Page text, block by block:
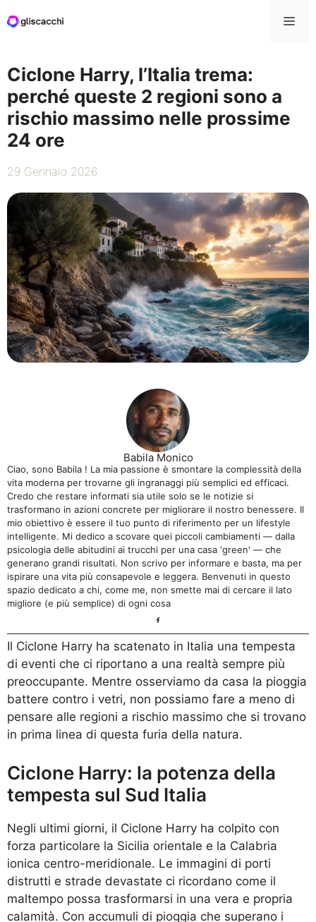
al
Ciclone Harry, l’Italia trema:
perché queste 2 regioni sono a
rischio massimo nelle prossime
24 ore
29 Gennaio 2026
Babila Monico
Ciao, sono Babila ! La mia passione è smontare la complessità della
vita moderna per trovarne gli ingranaggi più semplici ed efficaci.
Credo che restare informati sia utile solo se le notizie si
trasformano in azioni concrete per migliorare il nostro benessere. Il
mio obiettivo è essere il tuo punto di riferimento per un lifestyle
intelligente. Mi dedico a scovare quei piccoli cambiamenti — dalla
psicologia delle abitudini ai trucchi per una casa 'green' — che
generano grandi risultati. Non scrivo per informare e basta, ma per
ispirare una vita più consapevole e leggera. Benvenuti in questo
spazio dedicato a chi, come me, non smette mai di cercare il lato
migliore (e più semplice) di ogni cosa
Il Ciclone Harry ha scatenato in Italia una tempesta
di eventi che ci riportano a una realtà sempre più
preoccupante. Mentre osserviamo da casa la pioggia
battere contro i vetri, non possiamo fare a meno di
pensare alle regioni a rischio massimo che si trovano
in prima linea di questa furia della natura.
Ciclone Harry: la potenza della
tempesta sul Sud Italia
Negli ultimi giorni, il Ciclone Harry ha colpito con
forza particolare la Sicilia orientale e la Calabria
ionica centro-meridionale. Le immagini di porti
distrutti e strade devastate ci ricordano come il
maltempo possa trasformarsi in una vera e propria
calamità. Con accumuli di pioggia che superano i